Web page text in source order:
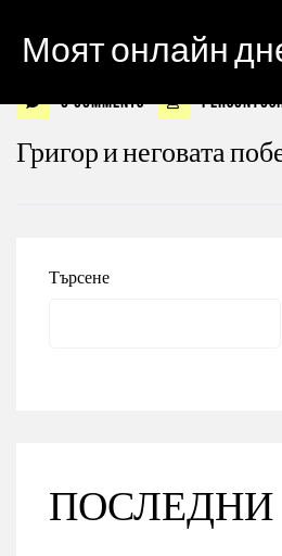
Моят онлайн
0 Comments
Григор и неговата
Търсене
ПОСЛЕДНИ